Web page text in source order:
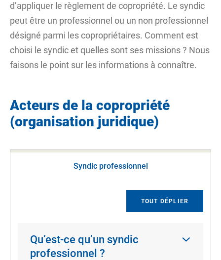
d’appliquer le règlement de copropriété. Le syndic
peut être un professionnel ou un non professionnel
désigné parmi les copropriétaires. Comment est
choisi le syndic et quelles sont ses missions ? Nous
faisons le point sur les informations à connaître.
Acteurs de la copropriété
(organisation juridique)
Syndic professionnel
TOUT DÉPLIER
Qu’est-ce qu’un syndic
professionnel ?